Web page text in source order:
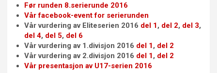
Før runden 8.serierunde 2016
Vår facebook-event for serierunden
Vår vurdering av Eliteserien 2016 del 1, del 2, del 3,
del 4, del 5, del 6
Vår vurdering av 1.divisjon 2016 del 1, del 2
Vår vurdering av 2.divisjon 2016 del 1, del 2
Vår presentasjon av U17-serien 2016